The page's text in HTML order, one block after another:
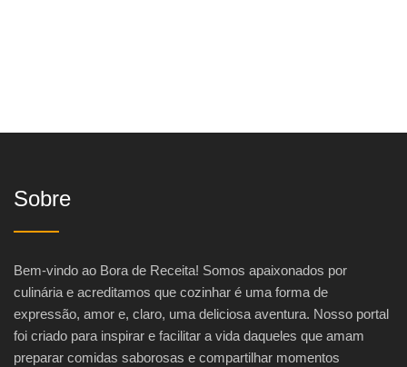
Sobre
Bem-vindo ao Bora de Receita! Somos apaixonados por
culinária e acreditamos que cozinhar é uma forma de
expressão, amor e, claro, uma deliciosa aventura. Nosso portal
foi criado para inspirar e facilitar a vida daqueles que amam
preparar comidas saborosas e compartilhar momentos